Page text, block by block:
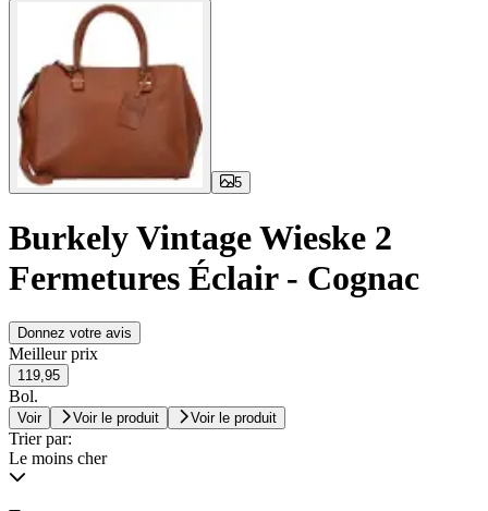
5
Burkely Vintage Wieske 2
Fermetures Éclair - Cognac
Donnez votre avis
Meilleur prix
119,95
Bol.
Voir Voir le produit Voir le produit
Trier par:
Le moins cher